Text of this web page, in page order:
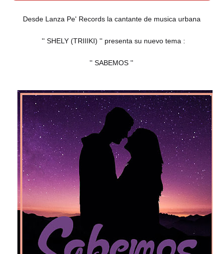
Desde Lanza Pe' Records la cantante de musica urbana
'' SHELY (TRIIIKI) '' presenta su nuevo tema :
'' SABEMOS ''